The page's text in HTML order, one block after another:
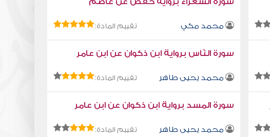
محمد مكي تقييم المادة:
سورة النّاس برواية ابن ذكوان عن ابن عامر
محمد يحيى طاهر تقييم المادة:
سورة المسد برواية ابن ذكوان عن ابن عامر
محمد يحيى طاهر تقييم المادة: